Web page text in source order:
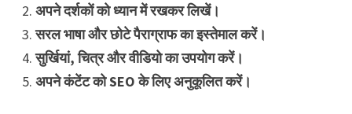
अपने दर्शकों को ध्यान में रखकर लिखें।
सरल भाषा और छोटे पैराग्राफ का इस्तेमाल करें।
सुर्खियां, चित्र और वीडियो का उपयोग करें।
अपने कंटेंट को SEO के लिए अनुकूलित करें।